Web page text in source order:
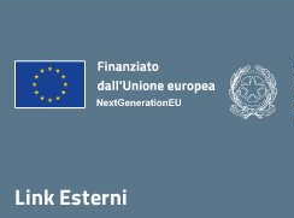
Link Esterni